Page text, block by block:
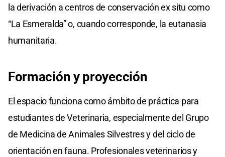
la derivación a centros de conservación ex situ como
“La Esmeralda” o, cuando corresponde, la eutanasia
humanitaria.
Formación y proyección
El espacio funciona como ámbito de práctica para
estudiantes de Veterinaria, especialmente del Grupo
de Medicina de Animales Silvestres y del ciclo de
orientación en fauna. Profesionales veterinarios y